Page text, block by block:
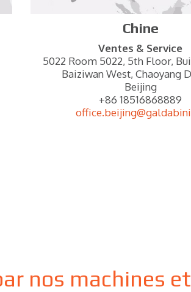
Chine
Ventes & Service
5022 Room 5022, 5th Floor,
Baiziwan West, Chaoyang
Beijing
+86 18516868889
nos machines